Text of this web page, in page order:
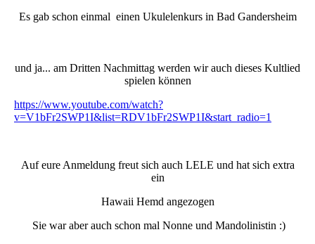
Es gab schon einmal einen Ukulelenkurs in Bad Gandersheim
und ja... am Dritten Nachmittag werden wir auch dieses Kultlied
spielen können
https://www.youtube.com/watch?
v=V1bFr2SWP1I&list=RDV1bFr2SWP1I&start_radio=1
Auf eure Anmeldung freut sich auch LELE und hat sich extra
ein
Hawaii Hemd angezogen
Sie war aber auch schon mal Nonne und Mandolinistin :)